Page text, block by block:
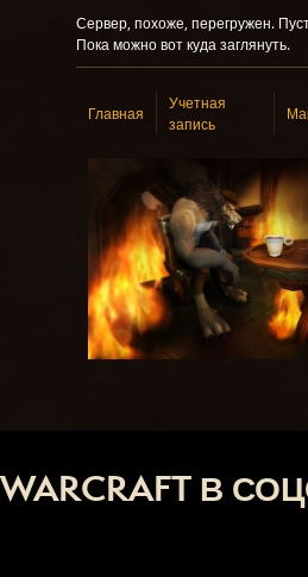
Сервер, похоже, перегружен.
Пока можно вот куда заглянуть.
Главная
Учетная
запись
WARCRAFT В